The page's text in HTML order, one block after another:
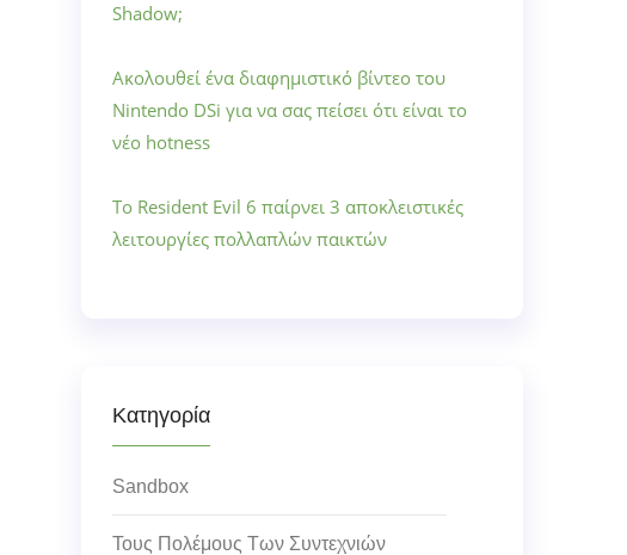
Shadow;
Ακολουθεί ένα διαφημιστικό βίντεο του
Nintendo DSi για να σας πείσει ότι είναι το
νέο hotness
Το Resident Evil 6 παίρνει 3 αποκλειστικές
λειτουργίες πολλαπλών παικτών
Κατηγορία
Sandbox
Τους Πολέμους Των Συντεχνιών